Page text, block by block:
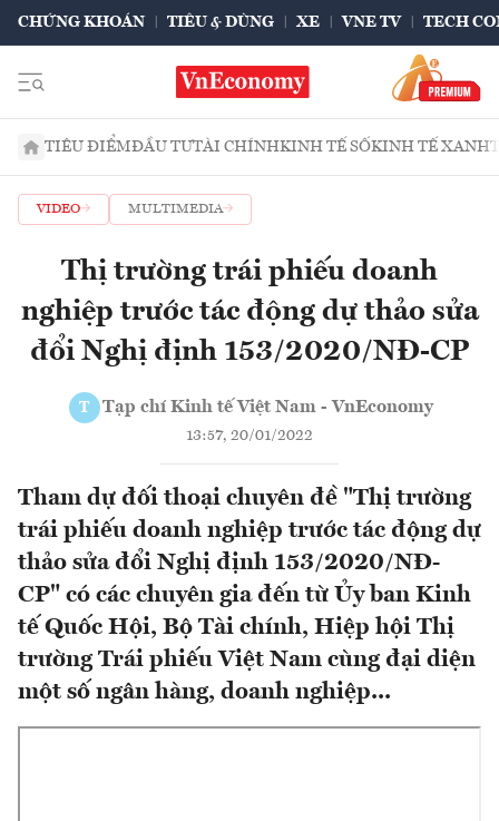
CHỨNG KHOÁN TIÊU & DÙNG XE VNE TV TECH
TIÊU ĐIỂMĐẦU TƯTÀI CHÍNHKINH TẾ SỐKINH TẾ XANH
VIDEO MULTIMEDIA
Thị trường trái phiếu doanh
nghiệp trước tác động dự thảo sửa
đổi Nghị định 153/2020/NĐ-CP
T Tạp chí Kinh tế Việt Nam - VnEconomy
13:57, 20/01/2022
Tham dự đối thoại chuyên đề "Thị trường
trái phiếu doanh nghiệp trước tác động dự
thảo sửa đổi Nghị định 153/2020/NĐ-
CP" có các chuyên gia đến từ Ủy ban Kinh
tế Quốc Hội, Bộ Tài chính, Hiệp hội Thị
trường Trái phiếu Việt Nam cùng đại diện
một số ngân hàng, doanh nghiệp...